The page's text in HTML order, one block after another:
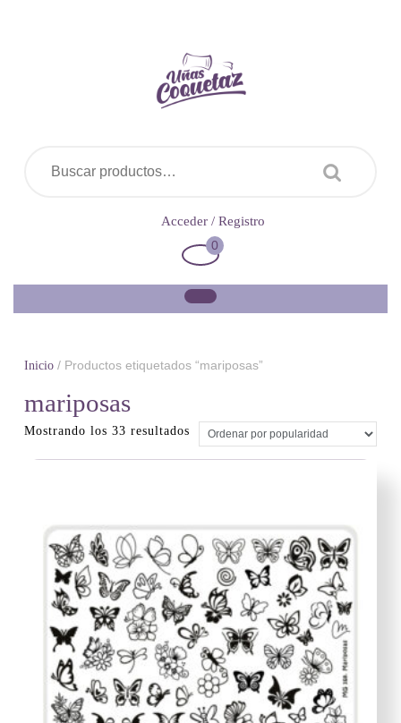
Acceder / Registro
Carrito
0
Inicio / Productos etiquetados “mariposas”
mariposas
Mostrando los 33 resultados Ordenado
por